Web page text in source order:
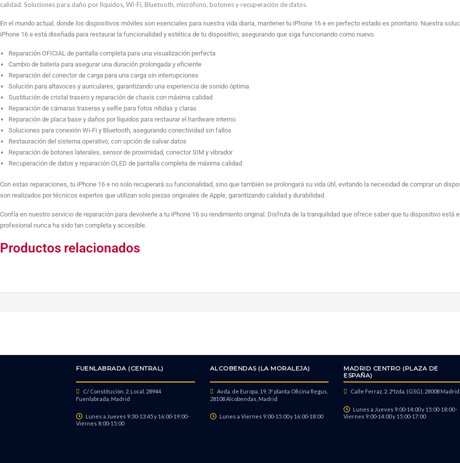
Sustitucion OFICIAL cristal trasero
Reparar OFICIAL cámara trasera
cantidad
calidad. Soluciones para daño por líquidos, Wi-Fi, Bluetooth, micrófono, botones y recuperación de datos.
En el mundo actual, donde los dispositivos móviles son esenciales para nuestra vida diaria, mantener tu iPhone 16 e en perfecto estado es prioritario. Nuestra
iPhone 16 e está diseñada para restaurar la funcionalidad y estética de tu dispositivo, asegurando que siga funcionando como nuevo.
Reparación OFICIAL de pantalla completa para una visualización perfecta
Cambio de batería para asegurar una duración prolongada y eficiente
Reparación del conector de carga para una carga sin interrupciones
Solución para altavoces y auriculares, garantizando una experiencia de sonido óptima
Sustitución de cristal trasero y reparación de chasis con máxima calidad
Reparación de cámaras traseras y selfie para fotos nítidas y claras
Reparación de placa base y daños por líquidos para restaurar el hardware interno
Soluciones para conexión Wi-Fi y Bluetooth, asegurando conectividad sin fallos
Restauración del sistema operativo, con opción de salvar datos
Reparación de botones laterales, sensor de proximidad, conector SIM y vibrador
Recuperación de datos y reparación OLED de pantalla completa de máxima calidad
Con estas reparaciones, tu iPhone 16 e no solo recuperará su funcionalidad, sino que también se prolongará su vida útil, evitando la necesidad de comprar un
son realizados por técnicos expertos que utilizan solo piezas originales de Apple, garantizando calidad y durabilidad.
Confía en nuestro servicio de reparación para devolverle a tu iPhone 16 su rendimiento original. Disfruta de la tranquilidad que ofrece saber que tu dispositivo está
profesional nunca ha sido tan completa y accesible.
Productos relacionados
FUENLABRADA (CENTRAL)
C/ Constitución, 2. Local. 28944
Fuenlabrada, Madrid
Lunes a Jueves 9:30-13:45 y 16:00-19:00 ·
Viernes 8:00-15:00
ALCOBENDAS (LA MORALEJA)
Avda. de Europa, 19, 3ª planta Oficina Regus.
28108 Alcobendas, Madrid
Lunes a Viernes 9:00-15:00 y 16:00-18:00
MADRID CENTRO (PLAZA DE
ESPAÑA)
Calle Ferraz, 2. 2ºIzda. (GSG). 28008 Madrid
Lunes a Jueves 9:00-14:00 y 15:00-18:00 ·
Viernes 9:00-14:00 y 15:00-17:00